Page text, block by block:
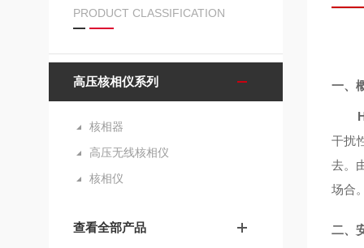
PRODUCT CLASSIFICATION
高压核相仪系列
核相器
高压无线核相仪
核相仪
查看全部产品
一、
干扰
去。
场合
二、